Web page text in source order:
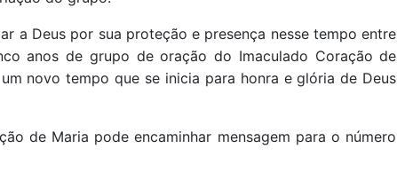
a Deus por sua proteção e presença nesse tempo entre
anos de grupo de oração do Imaculado Coração de
novo tempo que se inicia para honra e glória de Deus
de Maria pode encaminhar mensagem para o número